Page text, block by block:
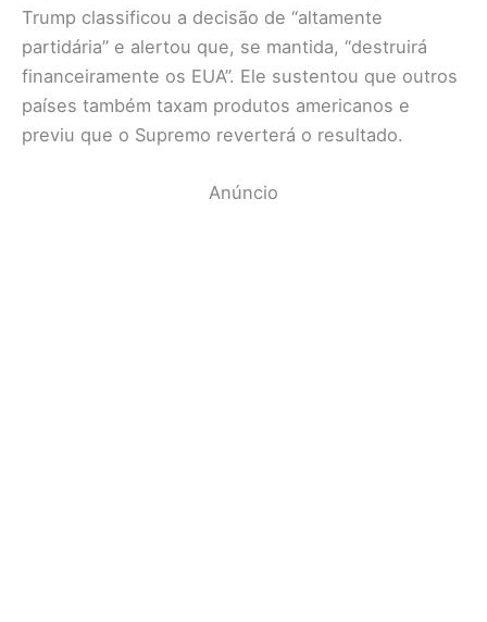
Trump classificou a decisão de “altamente
partidária” e alertou que, se mantida, “destruirá
financeiramente os EUA”. Ele sustentou que outros
países também taxam produtos americanos e
previu que o Supremo reverterá o resultado.
Anúncio